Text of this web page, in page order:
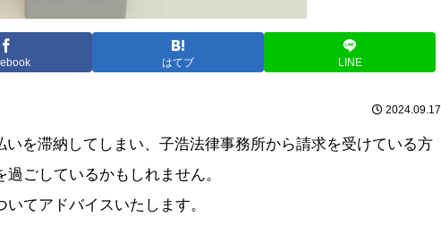
はてブ LINE
2024.09.17
いを滞納してしまい、子浩法律事務所から請求を受けている方
ごしているかもしれません。
てアドバイスいたします。